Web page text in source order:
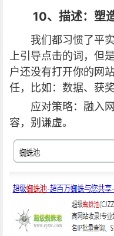
10、描述：塑
我们都习惯了平
上引导点击的词，但
户还没有打开你的网
任，比如：数据、获
应对策略：融入
容，别谦虚。